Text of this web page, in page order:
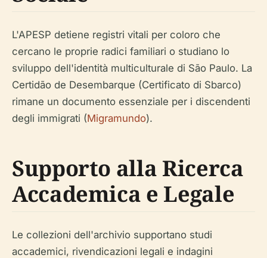
L'APESP detiene registri vitali per coloro che
cercano le proprie radici familiari o studiano lo
sviluppo dell'identità multiculturale di São Paulo. La
Certidão de Desembarque (Certificato di Sbarco)
rimane un documento essenziale per i discendenti
degli immigrati (Migramundo).
Supporto alla Ricerca
Accademica e Legale
Le collezioni dell'archivio supportano studi
accademici, rivendicazioni legali e indagini